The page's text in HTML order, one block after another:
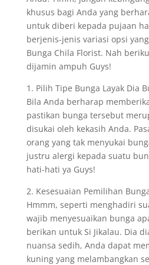
khusus bagi Anda yang
untuk diberi kepada pujaan
berjenis-jenis variasi opsi
Bunga Chila Florist. Nah
dijamin ampuh Guys!
1. Pilih Tipe Bunga Layak Dia
Bila Anda berharap
pastikan bunga tersebut
disukai oleh kekasih Anda.
orang yang tak menyukai
justru alergi kepada suatu
hati-hati ya Guys!
2. Kesesuaian Pemilihan
Hmmm, seperti menghadiri
wajib menyesuaikan bunga
berikan untuk Si Jikalau. Dia
nuansa sedih, Anda dapat
kuning yang melambangkan